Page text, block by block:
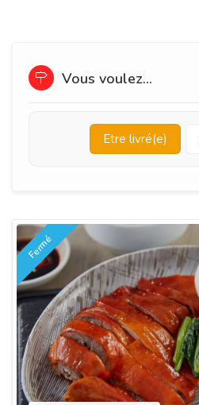
Vous voulez...
Etre livré(e)
Fermé